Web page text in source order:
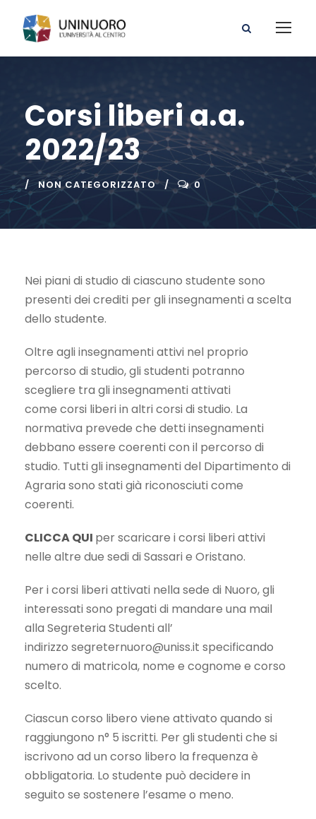
Corsi liberi a.a.
2022/23
NON CATEGORIZZATO 0
Nei piani di studio di ciascuno studente sono
presenti dei crediti per gli insegnamenti a scelta
dello studente.
Oltre agli insegnamenti attivi nel proprio
percorso di studio, gli studenti potranno
scegliere tra gli insegnamenti attivati
come corsi liberi in altri corsi di studio. La
normativa prevede che detti insegnamenti
debbano essere coerenti con il percorso di
studio. Tutti gli insegnamenti del Dipartimento di
Agraria sono stati già riconosciuti come
coerenti.
CLICCA QUI per scaricare i corsi liberi attivi
nelle altre due sedi di Sassari e Oristano.
Per i corsi liberi attivati nella sede di Nuoro, gli
interessati sono pregati di mandare una mail
alla Segreteria Studenti all’
indirizzo segreternuoro@uniss.it specificando
numero di matricola, nome e cognome e corso
scelto.
Ciascun corso libero viene attivato quando si
raggiungono n° 5 iscritti. Per gli studenti che si
iscrivono ad un corso libero la frequenza è
obbligatoria. Lo studente può decidere in
seguito se sostenere l’esame o meno.